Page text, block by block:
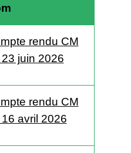
rendu CM
juin 2026
rendu CM
avril 2026